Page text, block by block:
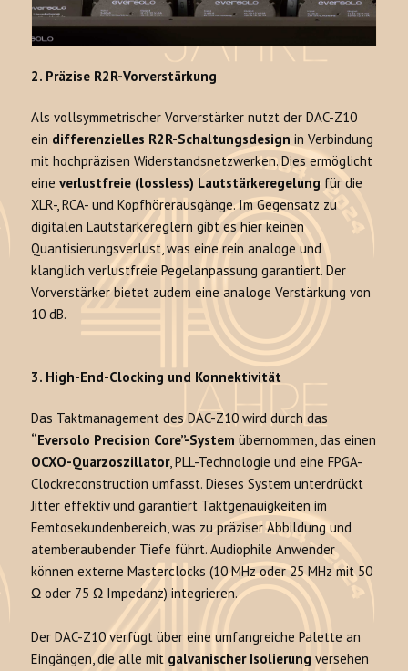
2. Präzise R2R-Vorverstärkung
Als vollsymmetrischer Vorverstärker nutzt der DAC-Z10
ein differenzielles R2R-Schaltungsdesign in Verbindung
mit hochpräzisen Widerstandsnetzwerken. Dies ermöglicht
eineverlustfreie (lossless) Lautstärkeregelung für die
XLR-, RCA- und Kopfhörerausgänge. Im Gegensatz zu
digitalen Lautstärkereglern gibt es hier keinen
Quantisierungsverlust, was eine rein analoge und
klanglich verlustfreie Pegelanpassung garantiert. Der
Vorverstärker bietet zudem eine analoge Verstärkung von
10 dB.
3. High-End-Clocking und Konnektivität
Das Taktmanagement des DAC-Z10 wird durch das
“Eversolo Precision Core”-System übernommen, das einen
OCXO-Quarzoszillator, PLL-Technologie und eine FPGA-
Clockreconstruction umfasst. Dieses System unterdrückt
Jitter effektiv und garantiert Taktgenauigkeiten im
Femtosekundenbereich, was zu präziser Abbildung und
atemberaubender Tiefe führt. Audiophile Anwender
können externe Masterclocks (10 MHz oder 25 MHz mit 50
Ω oder 75 Ω Impedanz) integrieren.
Der DAC-Z10 verfügt über eine umfangreiche Palette an
Eingängen, die alle mit galvanischer Isolierung versehen